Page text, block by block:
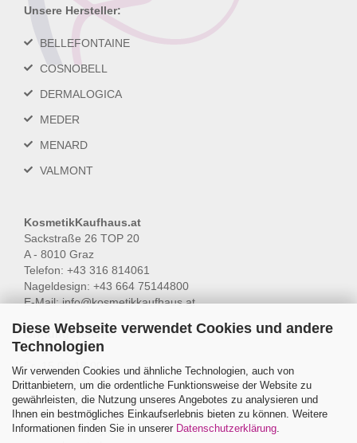
Diese Webseite verwendet Cookies und andere
Technologien
Wir verwenden Cookies und ähnliche Technologien, auch von
Drittanbietern, um die ordentliche Funktionsweise der Website zu
gewährleisten, die Nutzung unseres Angebotes zu analysieren und
Ihnen ein bestmögliches Einkaufserlebnis bieten zu können. Weitere
Informationen finden Sie in unserer Datenschutzerklärung.
Unsere Hersteller:
BELLEFONTAINE
COSNOBELL
DERMALOGICA
MEDER
MENARD
VALMONT
KosmetikKaufhaus.at
Sackstraße 26 TOP 20
A - 8010 Graz
Telefon: +43 316 814061
Nageldesign: +43 664 75144800
E-Mail:info@kosmetikkaufhaus.at
Öffnungszeiten:
Do 15.00-18.00
Fr 15.00-18.00
Sa 10.00-14.00
Unsere Online-Shops in Deutschland:
www.beauty-skyline.com